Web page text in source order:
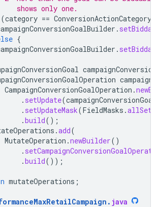
shows only one.
(category == ConversionActionCategory
.
{
.
CampaignConversionGoalOperation .
. setUpdate(campaignConversionGoal
. setUpdateMask(FieldMasks .
.build();
.add(
MutateOperation .newBuilder()
.
.build());
mutateOperations ;
. java